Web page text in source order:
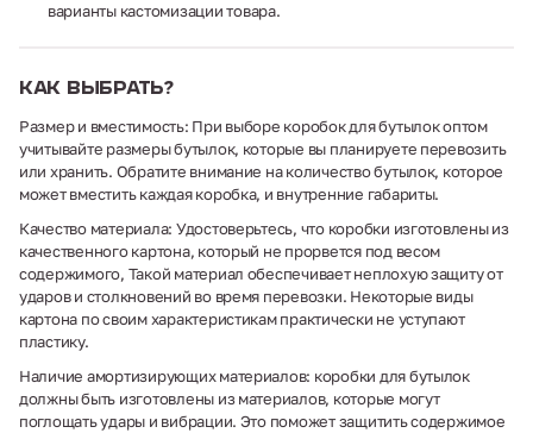
варианты кастомизации товара.
Как выбрать?
Размер и вместимость: При выборе коробок для бутылок оптом
учитывайте размеры бутылок, которые вы планируете перевозить
или хранить. Обратите внимание на количество бутылок, которое
может вместить каждая коробка, и внутренние габариты.
Качество материала: Удостоверьтесь, что коробки изготовлены из
качественного картона, который не прорвется под весом
содержимого, Такой материал обеспечивает неплохую защиту от
ударов и столкновений во время перевозки. Некоторые виды
картона по своим характеристикам практически не уступают
пластику.
Наличие амортизирующих материалов: коробки для бутылок
должны быть изготовлены из материалов, которые могут
поглощать удары и вибрации. Это поможет защитить содержимое